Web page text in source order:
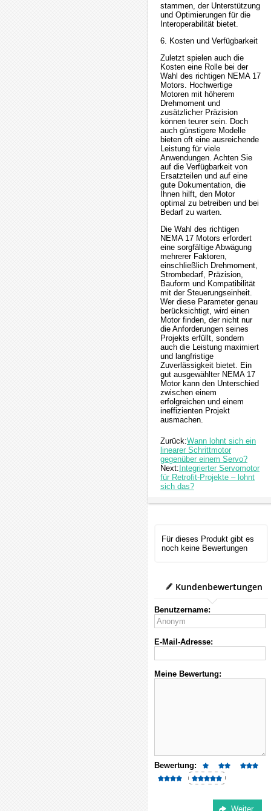
stammen, der Unterstützung
und Optimierungen für die
Interoperabilität bietet.
6. Kosten und Verfügbarkeit
Zuletzt spielen auch die
Kosten eine Rolle bei der
Wahl des richtigen NEMA 17
Motors. Hochwertige
Motoren mit höherem
Drehmoment und
zusätzlicher Präzision
können teurer sein. Doch
auch günstigere Modelle
bieten oft eine ausreichende
Leistung für viele
Anwendungen. Achten Sie
auf die Verfügbarkeit von
Ersatzteilen und auf eine
gute Dokumentation, die
Ihnen hilft, den Motor
optimal zu betreiben und bei
Bedarf zu warten.
Die Wahl des richtigen
NEMA 17 Motors erfordert
eine sorgfältige Abwägung
mehrerer Faktoren,
einschließlich Drehmoment,
Strombedarf, Präzision,
Bauform und Kompatibilität
mit der Steuerungseinheit.
Wer diese Parameter genau
berücksichtigt, wird einen
Motor finden, der nicht nur
die Anforderungen seines
Projekts erfüllt, sondern
auch die Leistung maximiert
und langfristige
Zuverlässigkeit bietet. Ein
gut ausgewählter NEMA 17
Motor kann den Unterschied
zwischen einem
erfolgreichen und einem
ineffizienten Projekt
ausmachen.
Zurück:Wann lohnt sich ein
linearer Schrittmotor
gegenüber einem Servo?
Next: Integrierter Servomotor
für Retrofit-Projekte – lohnt
sich das?
Für dieses Produkt gibt es
noch keine Bewertungen
Kundenbewertungen
Benutzername:
E-Mail-Adresse:
Meine Bewertung:
Bewertung: